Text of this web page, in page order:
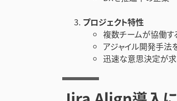
プロジェクト特性
複数チームが協働す
アジャイル開発手法
迅速な意思決定が